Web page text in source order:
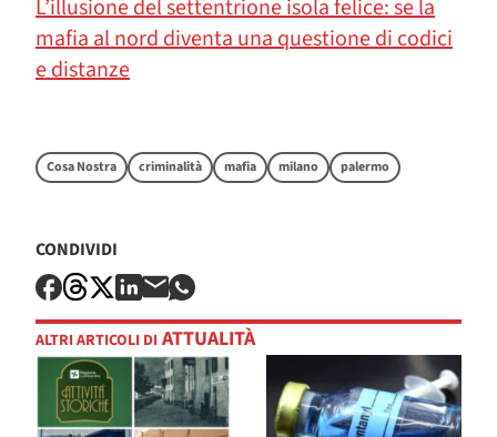
L’illusione del settentrione isola felice: se la
mafia al nord diventa una questione di codici
e distanze
Cosa Nostra criminalità mafia milano palermo
CONDIVIDI
ALTRI ARTICOLI DI ATTUALITÀ